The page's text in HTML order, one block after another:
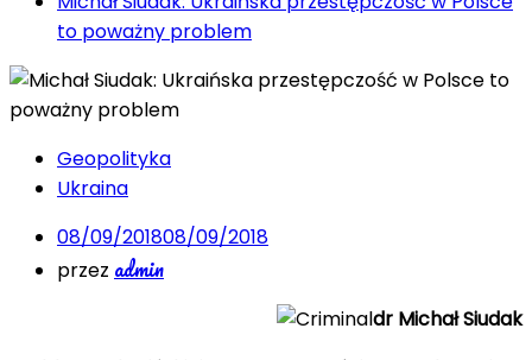
to poważny problem
Geopolityka
Ukraina
08/09/201808/09/2018
przez admin
dr Michał Siudak